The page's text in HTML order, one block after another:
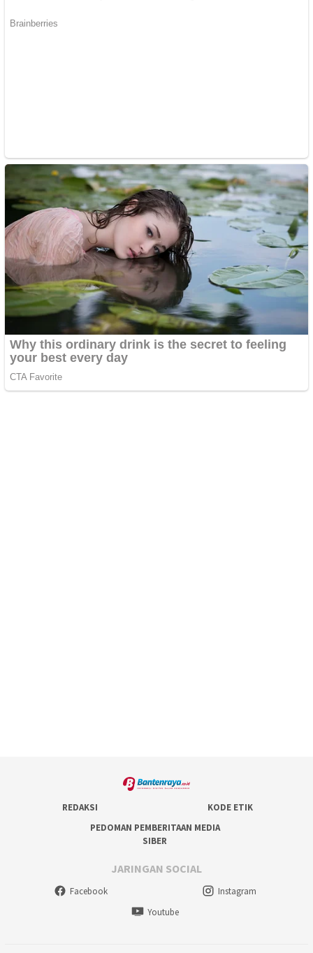
REDAKSI
KODE ETIK
PEDOMAN PEMBERITAAN MEDIA
SIBER
JARINGAN SOCIAL
Facebook
Instagram
Youtube